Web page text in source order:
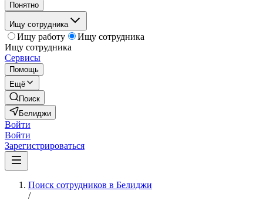
Понятно
Ищу сотрудника
Ищу работу
Ищу сотрудника
Ищу сотрудника
Сервисы
Помощь
Ещё
Поиск
Белиджи
Войти
Войти
Зарегистрироваться
Поиск сотрудников в Белиджи
/